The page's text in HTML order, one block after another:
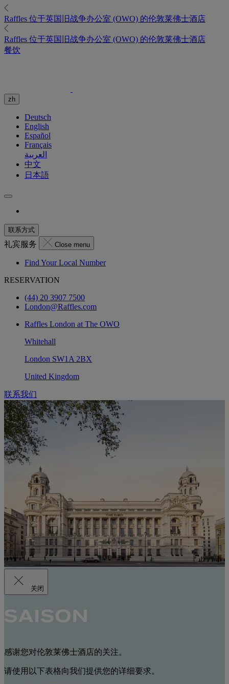
Raffles 位于英国旧战争办公室 (OWO) 的伦敦莱佛士酒店
Raffles 位于英国旧战争办公室 (OWO) 的伦敦莱佛士酒店
餐饮
zh
Deutsch
English
Español
Français
العربية
中文
日本語
联系方式
礼宾服务 Close menu
Find Your Local Number
RESERVATION
(44) 20 3907 7500
London@Raffles.com
Raffles London at The OWO
Whitehall
London SW1A 2BX
United Kingdom
联系我们
关闭
感谢您对伦敦莱佛士酒店的关注。
请使用以下表格向我们提供您的详细要求。